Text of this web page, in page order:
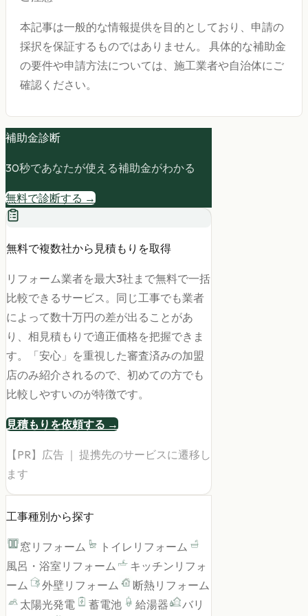
本記事は一般的な情報提供を目的としており、申請の
採択を保証するものではありません。 具体的な補助金
の要件や申請方法については、施工業者や自治体にご
確認ください。
補助金診断
30秒であなたが使える補助金がわかる
無料で診断する →
無料で複数社から見積もりを取得
リフォーム業者を最大3社まで無料で一括
比較できるサービス。同じ工事でも業者
によって数十万円の差が出ることがあ
り、相見積もりで適正価格を把握できま
す。「安心」を重視した審査済みの加盟
店のみ紹介されるので、初めての方でも
比較しやすいのが特徴です。
見積もりを依頼する →
【PR】広告 ｜ 提携先のサービスに遷移し
ます
工事種別から探す
窓リフォーム
トイレリフォーム
風呂・浴室リフォーム
キッチンリフォ
ーム
外壁リフォーム
断熱リフォーム
太陽光発電
蓄電池 給湯器 バリ